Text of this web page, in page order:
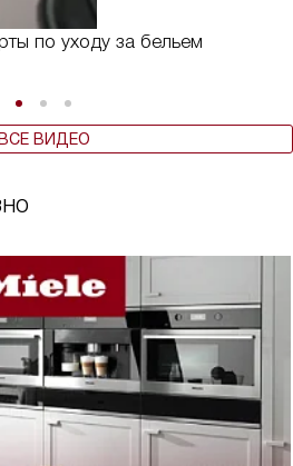
по уходу за бельем
ВСЕ ВИДЕО